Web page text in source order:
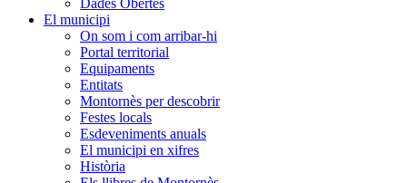
El municipi
On som i com arribar-hi
Portal territorial
Equipaments
Entitats
Montornès per descobrir
Festes locals
Esdeveniments anuals
El municipi en xifres
Història